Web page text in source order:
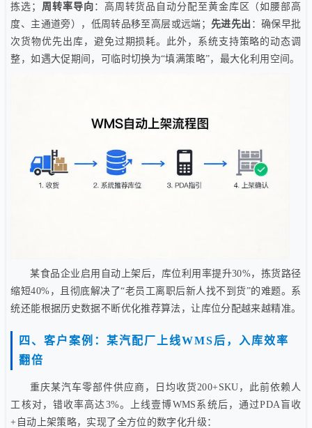
拣选； 周转率导向 ：高周转货品自动分配至黄金库区（如腰部高
度、主通道旁），低周转品移至高层或远端；先进先出 ：确保早批
次货物优先出库，避免过期损耗。此外，系统支持策略的动态调
整，如遇大促期间，可临时切换为“填满策略”，最大化利用空间。
某食品企业启用自动上架后，库位利用率提升30%，拣货路径
缩短40%，且彻底解决了“老员工离职后新人找不到货”的难题。系
统还能根据历史数据不断优化推荐算法，让库位分配越来越精准。
四、客户案例：某汽配厂上线WMS后，入库效率
翻倍
重庆某汽车零部件供应商，日均收货200+SKU，此前依赖人
工核对，错收率高达3%。上线壹博WMS系统后，通过PDA盲收
+自动上架策略，实现了全方位的数字化升级：